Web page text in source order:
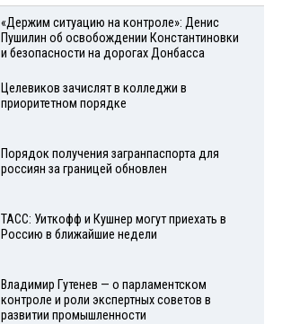
«Держим ситуацию на контроле»: Денис
Пушилин об освобождении Константиновки
и безопасности на дорогах Донбасса
Целевиков зачислят в колледжи в
приоритетном порядке
Порядок получения загранпаспорта для
россиян за границей обновлен
ТАСС: Уиткофф и Кушнер могут приехать в
Россию в ближайшие недели
Владимир Гутенев — о парламентском
контроле и роли экспертных советов в
развитии промышленности